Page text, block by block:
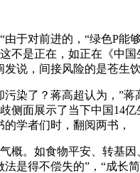
对前进的，“绿色P能
不是正在，如正在《中
说，间接风险的是苍生
了？蒋高超认为，”蒋
侧面展示了当下中国14
学者们时，翻阅两书，
。如食物平安、转基因
是得不偿失的”，“成长